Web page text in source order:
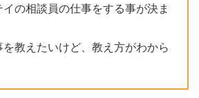
の相談員の仕事をする事が決ま
教えたいけど、教え方がわから